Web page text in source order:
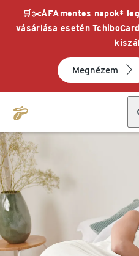
🛒✂️ÁFAmentes napok*
vásárlása esetén
Megnézem